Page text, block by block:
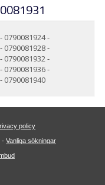
- 0790081924-
- 0790081928-
- 0790081932-
- 0790081936-
- 0790081940
policy
- Vanliga sökningar